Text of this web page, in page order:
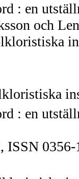
: en
och
: en
ISSN